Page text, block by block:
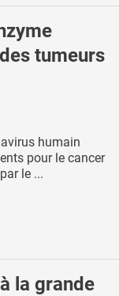
tumeurs
humain
pour le cancer
le ...
la grande